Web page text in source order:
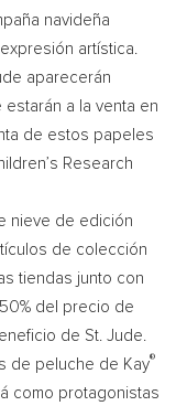
navideña
artística.
aparecerán
a la venta en
de estos papeles
Research
nieve de edición
de colección
tiendas junto con
del precio de
de St. Jude.
de peluche de Kay®
como protagonistas